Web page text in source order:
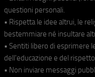
questioni personali.
• Rispetta le idee altrui, le
bestemmiare né insultare
• Sentiti libero di esprimere
dell'educazione e del
• Non inviare messaggi